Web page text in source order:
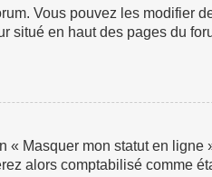
Vous pouvez les modifier
situé en haut des pages du
« Masquer mon statut en ligne
alors comptabilisé comme